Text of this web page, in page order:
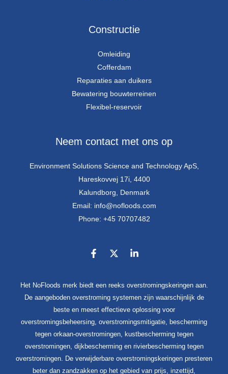
Constructie
Omleiding
Cofferdam
Reparaties aan duikers
Bewatering bouwterreinen
Flexibel-reservoir
Neem contact met ons op
Environment Solutions Science and Technology ApS,
Hareskovvej 17i, 4400
Kalundborg, Denmark
Email: info@nofloods.com
Phone: +45 70707482
Het NoFloods merk biedt een reeks overstromingskeringen aan.
De aangeboden overstroming systemen zijn waarschijnlijk de
beste en meest effectieve oplossing voor
overstromingsbeheersing, overstromingsmitigatie, bescherming
tegen orkaan-overstromingen, kustbescherming tegen
overstromingen, dijkbescherming en rivierbescherming tegen
overstromingen. De verwijderbare overstromingskeringen presteren
beter dan zandzakken op het gebied van prijs, inzettijd,